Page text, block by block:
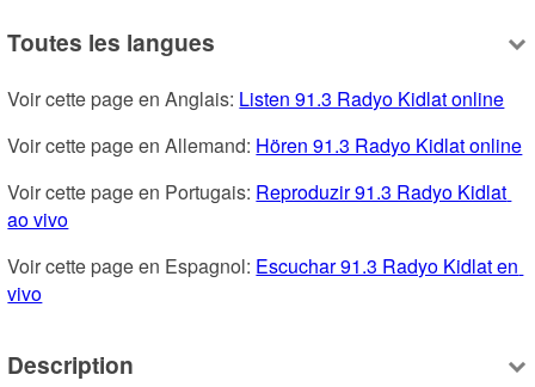
Toutes les langues
Voir cette page en Anglais: Listen 91.3 Radyo Kidlat online
Voir cette page en Allemand: Hören 91.3 Radyo Kidlat online
Voir cette page en Portugais: Reproduzir 91.3 Radyo Kidlat
ao vivo
Voir cette page en Espagnol: Escuchar 91.3 Radyo Kidlat en
vivo
Description